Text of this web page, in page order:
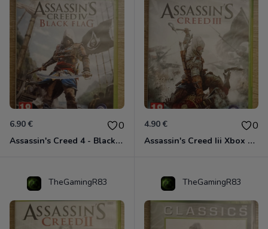
6.90 € 0
Assassin's Creed 4 - Black Flag - Edition Benelux Xbox 360
4.90 € 0
Assassin's Creed Iii Xbox 360
TheGamingR83 TheGamingR83